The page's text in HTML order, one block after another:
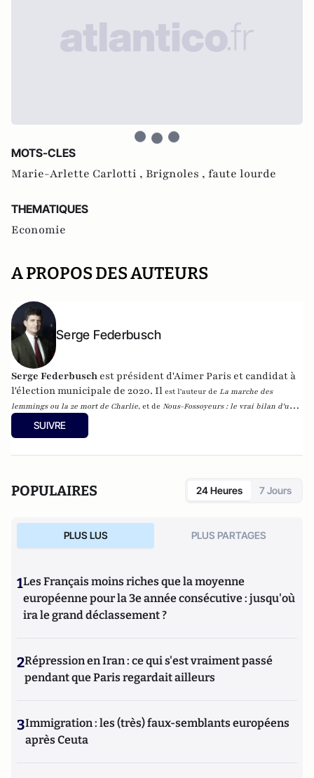
MOTS-CLES
Marie-Arlette Carlotti , Brignoles , faute lourde
THEMATIQUES
Economie
A PROPOS DES AUTEURS
Serge Federbusch
Serge Federbusch est président d'Aimer Paris et candidat à
l'élection municipale de 2020. Il est l'auteur de La marche des
lemmings ou la 2e mort de Charlie, et de Nous-Fossoyeurs : le vrai bilan d'un
fatal quinquennat
SUIVRE
POPULAIRES 24 Heures 7 Jours
PLUS LUS PLUS PARTAGES
1Les Français moins riches que la moyenne
européenne pour la 3e année consécutive : jusqu'où
ira le grand déclassement ?
2Répression en Iran : ce qui s'est vraiment passé
pendant que Paris regardait ailleurs
3Immigration : les (très) faux-semblants européens
après Ceuta